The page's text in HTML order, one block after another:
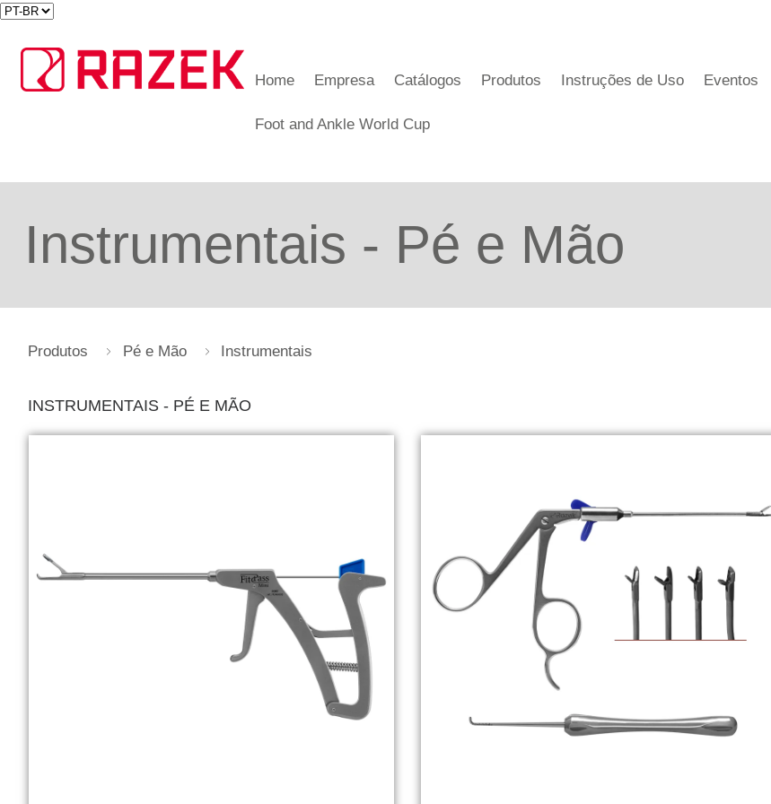
Home Empresa Catálogos Produtos Instruções de Uso Eventos
Foot and Ankle World Cup
Instrumentais - Pé e Mão
Produtos Pé e Mão Instrumentais
INSTRUMENTAIS - PÉ E MÃO